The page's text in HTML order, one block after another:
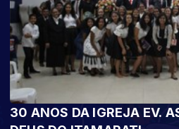
30 ANOS DA IGREJA EV.